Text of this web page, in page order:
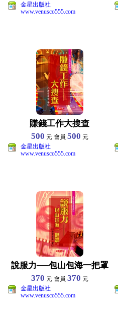
金星出版社
www.venusco555.com
賺錢工作大搜查
500 元 會員 500 元
金星出版社
www.venusco555.com
說服力──包山包海一把罩
370 元 會員 370 元
金星出版社
www.venusco555.com